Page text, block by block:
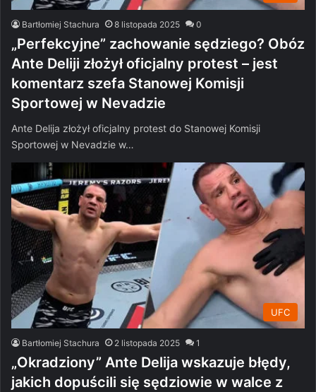
Bartłomiej Stachura 8 listopada 2025 0
„Perfekcyjne” zachowanie sędziego? Obóz
Ante Deliji złożył oficjalny protest – jest
komentarz szefa Stanowej Komisji
Sportowej w Nevadzie
Ante Delija złożył oficjalny protest do Stanowej Komisji
Sportowej w Nevadzie w…
UFC
Bartłomiej Stachura 2 listopada 2025 1
„Okradziony” Ante Delija wskazuje błędy,
jakich dopuścili się sędziowie w walce z